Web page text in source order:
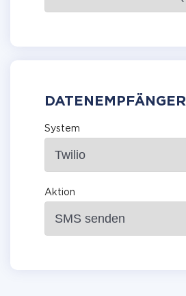
DATENEMPFÄNGER
System
Aktion